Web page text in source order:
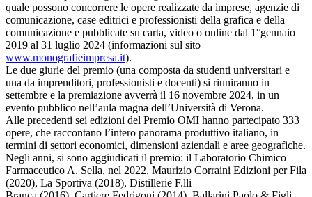
quale possono concorrere le opere realizzate da imprese, agenzie di
comunicazione, case editrici e professionisti della grafica e della
comunicazione e pubblicate su carta, video o online dal 1°gennaio
2019 al 31 luglio 2024 (informazioni sul sito
www.monografieimpresa.it).
Le due giurie del premio (una composta da studenti universitari e
una da imprenditori, professionisti e docenti) si riuniranno in
settembre e la premiazione avverrà il 16 novembre 2024, in un
evento pubblico nell’aula magna dell’Università di Verona.
Alle precedenti sei edizioni del Premio OMI hanno partecipato 333
opere, che raccontano l’intero panorama produttivo italiano, in
termini di settori economici, dimensioni aziendali e aree geografiche.
Negli anni, si sono aggiudicati il premio: il Laboratorio Chimico
Farmaceutico A. Sella, nel 2022, Maurizio Corraini Edizioni per Fila
(2020), La Sportiva (2018), Distillerie F.lli